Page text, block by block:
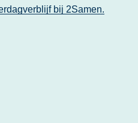
bij 2Samen.